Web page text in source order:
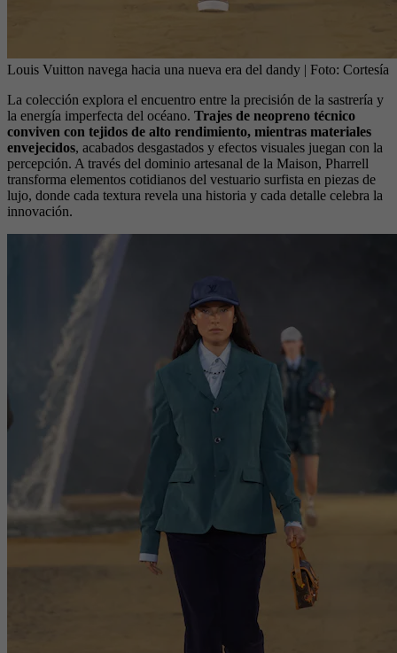
Louis Vuitton navega hacia una nueva era del dandy | Foto: Cortesía
La colección explora el encuentro entre la precisión de la sastrería y
la energía imperfecta del océano. Trajes de neopreno técnico
conviven con tejidos de alto rendimiento, mientras materiales
envejecidos, acabados desgastados y efectos visuales juegan con la
percepción. A través del dominio artesanal de la Maison, Pharrell
transforma elementos cotidianos del vestuario surfista en piezas de
lujo, donde cada textura revela una historia y cada detalle celebra la
innovación.